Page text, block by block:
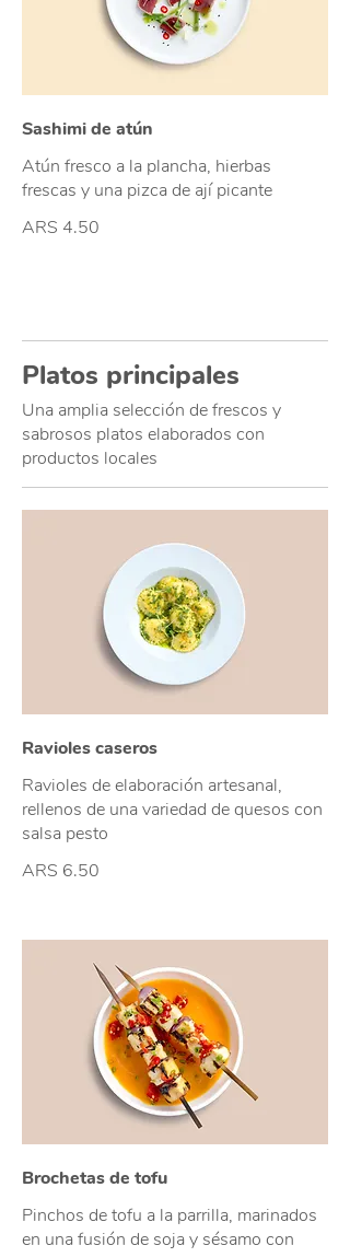
Sashimi de atún
Atún fresco a la plancha, hierbas
frescas y una pizca de ají picante
ARS 4.50
Platos principales
Una amplia selección de frescos y
sabrosos platos elaborados con
productos locales
Ravioles caseros
Ravioles de elaboración artesanal,
rellenos de una variedad de quesos con
salsa pesto
ARS 6.50
Brochetas de tofu
Pinchos de tofu a la parrilla, marinados
en una fusión de soja y sésamo con